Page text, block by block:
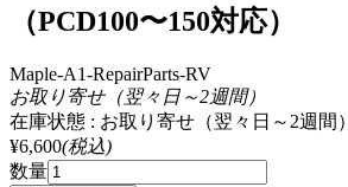
（PCD100〜150対応）
Maple-A1-RepairParts-RV
お取り寄せ（翌々日～2週間）
在庫状態 : お取り寄せ（翌々日～2週間）
¥6,600(税込)
数量